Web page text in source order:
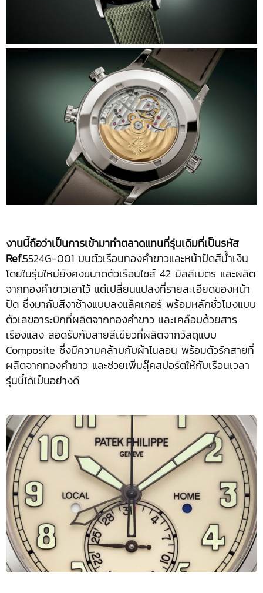
งานนี้ถือว่าเป็นการเข้ามาทำตลาดแทนที่รุ่นเดิมที่เป็นรหัส
Ref.5524G-001 บนตัวเรือนทองคำขาวและหน้าปัดสีน้ำเงิน
โดยในรุ่นใหม่ยังคงขนาดตัวเรือนไซส์ 42 มิลลิเมตร และผลิต
จากทองคำขาวเอาไว้ แต่เปลี่ยนแปลงที่รายละเอียดของหน้า
ปัด ซึ่งมากับสีงาช้างแบบลงแล็คเกอร์ พร้อมหลักชั่วโมงแบบ
ตัวเลขอาระบิกที่ผลิตจากทองคำขาว และเคลือบด้วยสาร
เรืองแสง สอดรับกับสายสีเขียวที่ผลิตจากวัสดุแบบ
Composite ซึ่งมีความคล้าบกับผ้าไนลอน พร้อมตัวรักสายที่
ผลิตจากทองคำขาว และช่วยเพิ่มลุ๊คสปอร์ตให้กับเรือนเวลา
รุ่นนี้ได้เป็นอย่างดี